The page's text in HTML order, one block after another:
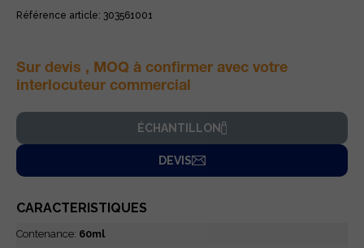
Référence article: 303561001
Sur devis , MOQ à confirmer avec votre
interlocuteur commercial
ÉCHANTILLON
DEVIS
CARACTERISTIQUES
Contenance: 60ml